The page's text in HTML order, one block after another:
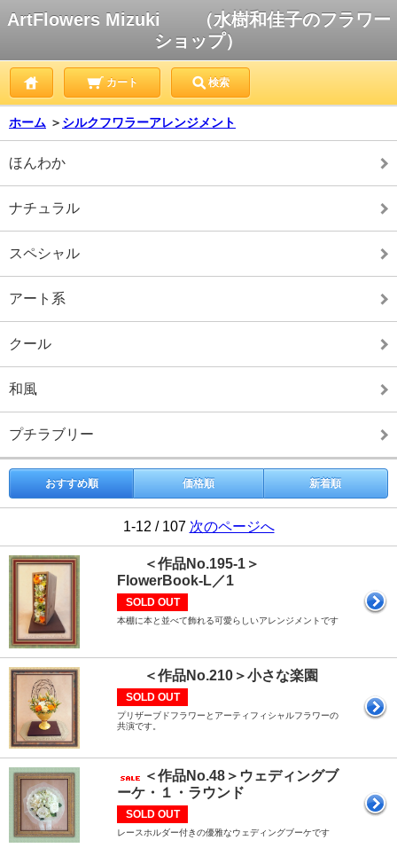
ArtFlowers Mizuki （水樹和佳子のフラワー
ショップ）
カート 検索
ホーム ＞ シルクフワラーアレンジメント
ほんわか
ナチュラル
スペシャル
アート系
クール
和風
プチラブリー
おすすめ順 価格順 新着順
1-12 / 107 次のページへ
＜作品No.195-1＞
FlowerBook-L／1
SOLD OUT
本棚に本と並べて飾れる可愛らしいアレンジメントです
＜作品No.210＞小さな楽園
SOLD OUT
プリザーブドフラワーとアーティフィシャルフラワーの
共演です。
＜作品No.48＞ウェディングブ
ーケ・１・ラウンド
SOLD OUT
レースホルダー付きの優雅なウェディングブーケです